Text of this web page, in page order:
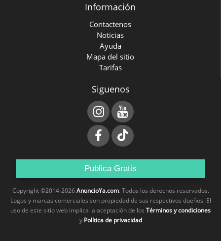
Información
Contactenos
Noticias
Ayuda
Mapa del sitio
Tarifas
Siguenos
Publica Gratis
Copyright ©2014-2026AnuncioYa.com. Todos los derechos reservados.
Logos y marcas comerciales son propiedad de sus respectivos dueños. El
uso de este sitio web implica la aceptación de los Términos y condiciones
y Política de privacidad